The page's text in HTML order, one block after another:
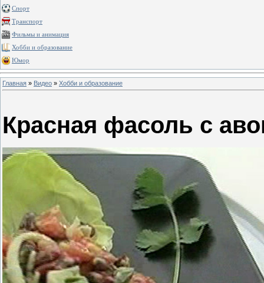
Спорт
Транспорт
Фильмы и анимация
Хобби и образование
Юмор
Главная » Видео » Хобби и образование
Красная фасоль с